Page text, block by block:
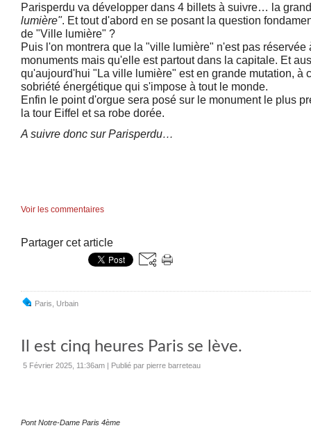
Parisperdu va développer dans 4 billets à suivre… la
lumière". Et tout d'abord en se posant la question
de "Ville lumière" ?
Puis l'on montrera que la "ville lumière" n'est pas réservée
monuments mais qu'elle est partout dans la capitale. Et
qu'aujourd'hui "La ville lumière" est en grande mutation, à
sobriété énergétique qui s'impose à tout le monde.
Enfin le point d'orgue sera posé sur le monument le plus
la tour Eiffel et sa robe dorée.
A suivre donc sur Parisperdu…
Voir les commentaires
Partager cet article
Paris Urbain
Il est cinq heures Paris se lève.
5 Février 2025, 11:36am | Publié par pierre barreteau
Pont Notre-Dame Paris 4ème